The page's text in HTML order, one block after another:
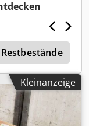
Kleinanzeige